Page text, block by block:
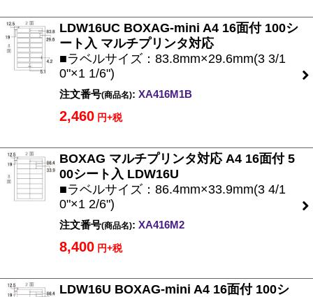
LDW16UC BOXAG-mini A4 16面付 100シ
ート入 マルチプリンタ対応
■ラベルサイズ：83.8mm×29.6mm(3 3/1
0"×1 1/6")
注文番号(商品名): XA416M1B
2,460 円+税
BOXAG マルチプリンタ対応 A4 16面付 5
00シート入 LDW16U
■ラベルサイズ：86.4mm×33.9mm(3 4/1
0"×1 2/6")
注文番号(商品名): XA416M2
8,400 円+税
LDW16U BOXAG-mini A4 16面付 100シ